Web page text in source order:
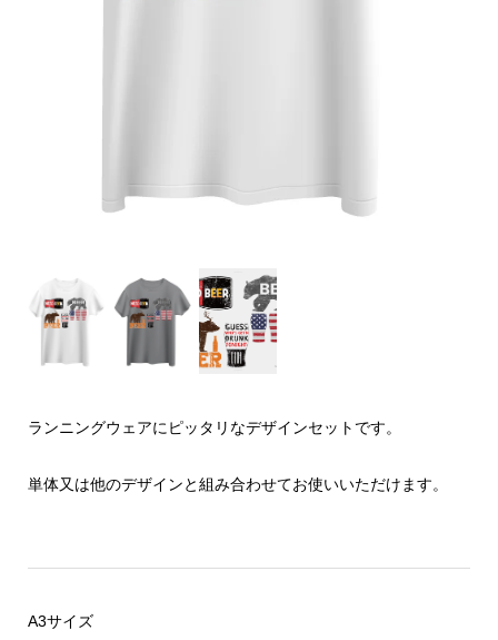
ランニングウェアにピッタリなデザインセットです。
単体又は他のデザインと組み合わせてお使いいただけます。
A3サイズ